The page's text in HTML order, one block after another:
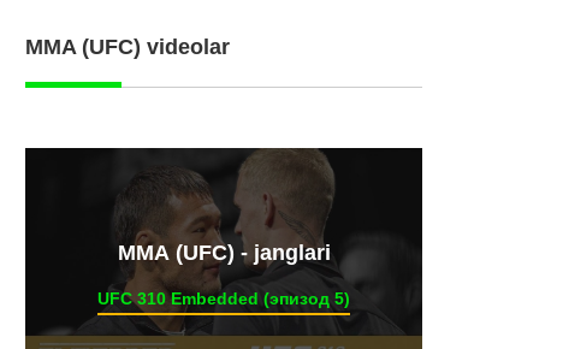
MMA (UFC) videolar
ММА (UFC) - janglari
UFC 310 Embedded (эпизод 5)